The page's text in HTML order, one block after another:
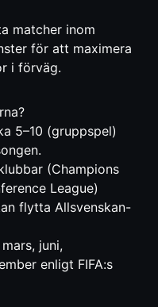
matcher inom
för att maximera
i förväg.
5–10 (gruppspel)
(Champions
League)
flytta Allsvenskan-
juni,
enligt FIFA:s